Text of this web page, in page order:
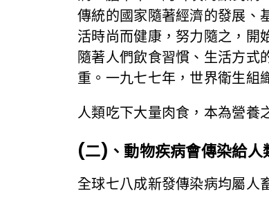
傳統的國家隨著經濟的發展、
活時尚而健康，努力隨之，開
隨著人們飲食習慣、生活方式
重。一九七七年，世界衛生組
人類吃下大量肉食，本為營養
(二)、動物疾病會傳染給人
全球七八成新發傳染病均屬人